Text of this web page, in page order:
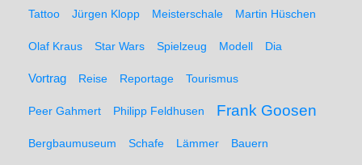
Tattoo Jürgen Klopp Meisterschale Martin Hüschen
Olaf Kraus Star Wars Spielzeug Modell Dia
Vortrag Reise Reportage Tourismus
Peer Gahmert Philipp Feldhusen Frank Goosen
Bergbaumuseum Schafe Lämmer Bauern